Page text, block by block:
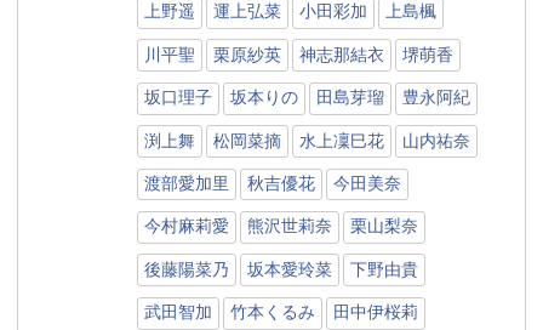
上野遥 運上弘菜 小田彩加 上島楓
川平聖 栗原紗英 神志那結衣 堺萌香
坂口理子 坂本りの 田島芽瑠 豊永阿紀
渕上舞 松岡菜摘 水上凜巳花 山内祐奈
渡部愛加里 秋吉優花 今田美奈
今村麻莉愛 熊沢世莉奈 栗山梨奈
後藤陽菜乃 坂本愛玲菜 下野由貴
武田智加 竹本くるみ 田中伊桜莉